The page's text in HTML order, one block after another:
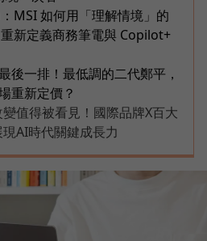
MSI 如何用「理解情境」的
新定義商務筆電與 Copilot+
後一排！最低調的二代鄭平，
重新定價？
值得被看見！國際品牌X百大
AI時代關鍵成長力